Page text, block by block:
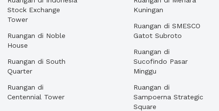
Stock Exchange
Tower
Ruangan di Noble
House
Ruangan di South
Quarter
Ruangan di
Centennial Tower
Kuningan
Ruangan di SMESCO
Gatot Subroto
Ruangan di
Sucofindo Pasar
Minggu
Ruangan di
Sampoerna Strategic
Square